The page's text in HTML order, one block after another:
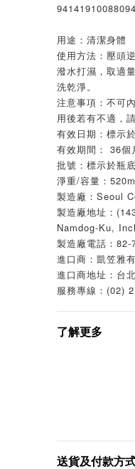
用途：清潔身體
使用方法：壓頭
潑水打濕，取適
洗乾淨。
注意事項：不可
用後若有不適，
有效日期：標示
有效期間： 36個
批號：標示於瓶底
淨重/容量：
製造廠：Seoul
製造廠地址：
Namdog-Ku,
製造廠電話：
進口商：凱笠雅
進口商地址：台
服務專線：(02)
了解更多
送貨及付款方